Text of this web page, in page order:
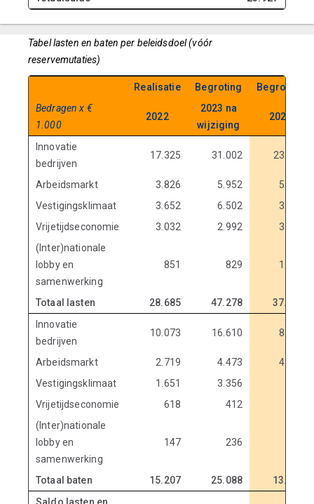
Tabel lasten en baten per beleidsdoel (vóór
reservemutaties)
Realisatie Begroting
Begroting
Bedragen x €
1.000
2022
2023 na
wijziging
2024
Innovatie
bedrijven
17.325 31.002 23.886
Arbeidsmarkt 3.826 5.952
5.803
Vestigingsklimaat
3.652 6.502
3.391
Vrijetijdseconomie
3.032 2.992
3.088
(Inter)nationale
lobby en
samenwerking
851 829 1.075
Totaal lasten 28.685 47.278
37.243
Innovatie
bedrijven
10.073 16.610 8.064
Arbeidsmarkt 2.719 4.473
4.540
Vestigingsklimaat
1.651 3.356
Vrijetijdseconomie
618 412
(Inter)nationale
lobby en
samenwerking
147 236
Totaal baten 15.207 25.088
13.316